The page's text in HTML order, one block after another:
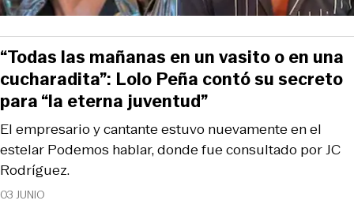
03 JUNIO
El empresario y cantante estuvo nuevamente en el
estelar Podemos hablar, donde fue consultado por JC
Rodríguez.
“Todas las mañanas en un vasito o en una
cucharadita”: Lolo Peña contó su secreto
para “la eterna juventud”